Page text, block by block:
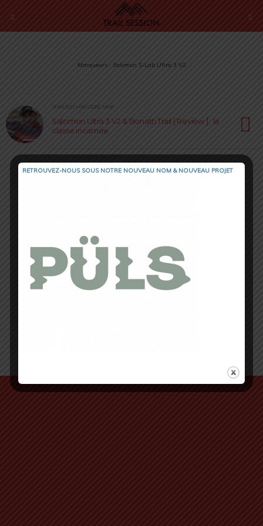
Marqueurs › Salomon S-Lab Ultra 3 V2
19 MAI 2023 • PAR CÉDRIC MASIP
Salomon Ultra 3 V2 & Bonatti Trail [ Review ] : la
classe incarnée
RETROUVEZ-NOUS SOUS NOTRE NOUVEAU NOM & NOUVEAU PROJET